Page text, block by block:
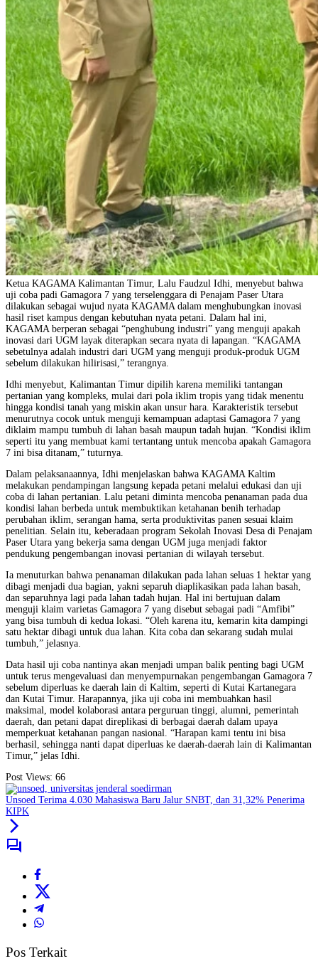
Ketua KAGAMA Kalimantan Timur, Lalu Faudzul Idhi, menyebut bahwa
uji coba padi Gamagora 7 yang terselenggara di Penajam Paser Utara
dilakukan sebagai wujud nyata KAGAMA dalam menghubungkan inovasi
hasil riset kampus dengan kebutuhan nyata petani. Dalam hal ini,
KAGAMA berperan sebagai “penghubung industri” yang menguji apakah
inovasi dari UGM layak diterapkan secara nyata di lapangan. “KAGAMA
sebetulnya adalah industri dari UGM yang menguji produk-produk UGM
sebelum dilakukan hilirisasi,” terangnya.
Idhi menyebut, Kalimantan Timur dipilih karena memiliki tantangan
pertanian yang kompleks, mulai dari pola iklim tropis yang tidak menentu
hingga kondisi tanah yang miskin akan unsur hara. Karakteristik tersebut
menurutnya cocok untuk menguji kemampuan adaptasi Gamagora 7 yang
diklaim mampu tumbuh di lahan basah maupun tadah hujan. “Kondisi iklim
seperti itu yang membuat kami tertantang untuk mencoba apakah Gamagora
7 ini bisa ditanam,” tuturnya.
Dalam pelaksanaannya, Idhi menjelaskan bahwa KAGAMA Kaltim
melakukan pendampingan langsung kepada petani melalui edukasi dan uji
coba di lahan pertanian. Lalu petani diminta mencoba penanaman pada dua
kondisi lahan berbeda untuk membuktikan ketahanan benih terhadap
perubahan iklim, serangan hama, serta produktivitas panen sesuai klaim
penelitian. Selain itu, keberadaan program Sekolah Inovasi Desa di Penajam
Paser Utara yang bekerja sama dengan UGM juga menjadi faktor
pendukung pengembangan inovasi pertanian di wilayah tersebut.
Ia menuturkan bahwa penanaman dilakukan pada lahan seluas 1 hektar yang
dibagi menjadi dua bagian, yakni separuh diaplikasikan pada lahan basah,
dan separuhnya lagi pada lahan tadah hujan. Hal ini bertujuan dalam
menguji klaim varietas Gamagora 7 yang disebut sebagai padi “Amfibi”
yang bisa tumbuh di kedua lokasi. “Oleh karena itu, kemarin kita dampingi
satu hektar dibagi untuk dua lahan. Kita coba dan sekarang sudah mulai
tumbuh,” jelasnya.
Data hasil uji coba nantinya akan menjadi umpan balik penting bagi UGM
untuk terus mengevaluasi dan menyempurnakan pengembangan Gamagora 7
sebelum diperluas ke daerah lain di Kaltim, seperti di Kutai Kartanegara
dan Kutai Timur. Harapannya, jika uji coba ini membuahkan hasil
maksimal, model kolaborasi antara perguruan tinggi, alumni, pemerintah
daerah, dan petani dapat direplikasi di berbagai daerah dalam upaya
memperkuat ketahanan pangan nasional. “Harapan kami tentu ini bisa
berhasil, sehingga nanti dapat diperluas ke daerah-daerah lain di Kalimantan
Timur,” jelas Idhi.
Post Views: 66
Unsoed Terima 4.030 Mahasiswa Baru Jalur SNBT, dan 31,32% Penerima
KIPK
Pos Terkait